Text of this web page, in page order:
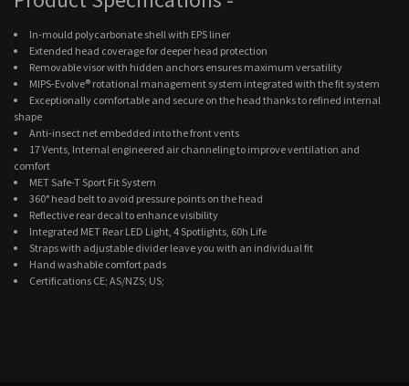
In-mould polycarbonate shell with EPS liner
Extended head coverage for deeper head protection
Removable visor with hidden anchors ensures maximum versatility
MIPS-Evolve® rotational management system integrated with the fit system
Exceptionally comfortable and secure on the head thanks to refined internal
shape
Anti-insect net embedded into the front vents
17 Vents, Internal engineered air channeling to improve ventilation and
comfort
MET Safe-T Sport Fit System
360° head belt to avoid pressure points on the head
Reflective rear decal to enhance visibility
Integrated MET Rear LED Light, 4 Spotlights, 60h Life
Straps with adjustable divider leave you with an individual fit
Hand washable comfort pads
Certifications CE; AS/NZS; US;